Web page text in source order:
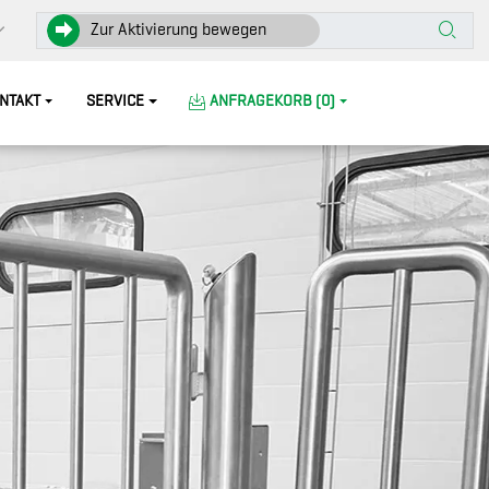
Zur Aktivierung bewegen
SERVICE ANFRAGEKORB (0)